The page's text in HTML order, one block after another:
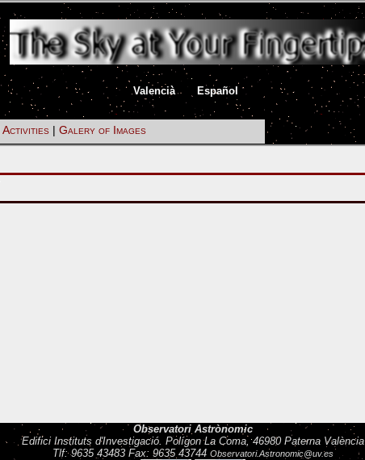
Valencià| Español |
Activities | Galery of Images
Observatori Astrònomic
Edifici Instituts d'Investigació. Polígon La Coma, 46980 Paterna València
Tlf: 9635 43483 Fax: 9635 43744 Observatori.Astronomic@uv.es